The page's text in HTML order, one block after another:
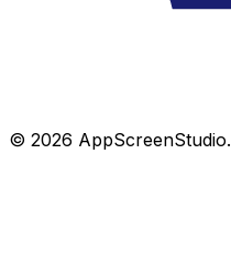
© 2026 AppScreenStudio.